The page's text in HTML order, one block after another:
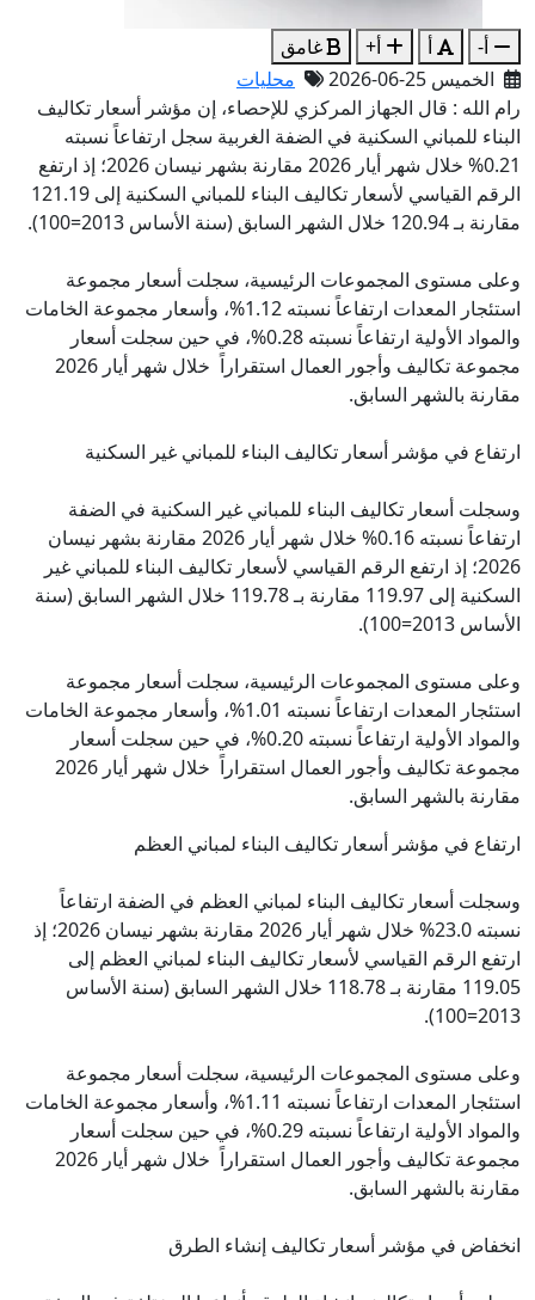
أ- أ أ+
غامق
الخميس 25-06-2026
محليات
رام الله : قال الجهاز المركزي للإحصاء، إن مؤشر أسعار تكاليف
البناء للمباني السكنية في الضفة الغربية سجل ارتفاعاً نسبته
0.21% خلال شهر أيار 2026 مقارنة بشهر نيسان 2026؛ إذ ارتفع
الرقم القياسي لأسعار تكاليف البناء للمباني السكنية إلى 121.19
مقارنة بـ 120.94 خلال الشهر السابق (سنة الأساس 2013=100).
وعلى مستوى المجموعات الرئيسية، سجلت أسعار مجموعة
استئجار المعدات ارتفاعاً نسبته 1.12%، وأسعار مجموعة الخامات
والمواد الأولية ارتفاعاً نسبته 0.28%، في حين سجلت أسعار
مجموعة تكاليف وأجور العمال استقراراً خلال شهر أيار 2026
مقارنة بالشهر السابق.
ارتفاع في مؤشر أسعار تكاليف البناء للمباني غير السكنية
وسجلت أسعار تكاليف البناء للمباني غير السكنية في الضفة
ارتفاعاً نسبته 0.16% خلال شهر أيار 2026 مقارنة بشهر نيسان
2026؛ إذ ارتفع الرقم القياسي لأسعار تكاليف البناء للمباني غير
السكنية إلى 119.97 مقارنة بـ 119.78 خلال الشهر السابق (سنة
الأساس 2013=100).
وعلى مستوى المجموعات الرئيسية، سجلت أسعار مجموعة
استئجار المعدات ارتفاعاً نسبته 1.01%، وأسعار مجموعة الخامات
والمواد الأولية ارتفاعاً نسبته 0.20%، في حين سجلت أسعار
مجموعة تكاليف وأجور العمال استقراراً خلال شهر أيار 2026
مقارنة بالشهر السابق.
ارتفاع في مؤشر أسعار تكاليف البناء لمباني العظم
وسجلت أسعار تكاليف البناء لمباني العظم في الضفة ارتفاعاً
نسبته 23.0% خلال شهر أيار 2026 مقارنة بشهر نيسان 2026؛ إذ
ارتفع الرقم القياسي لأسعار تكاليف البناء لمباني العظم إلى
119.05 مقارنة بـ 118.78 خلال الشهر السابق (سنة الأساس
2013=100).
وعلى مستوى المجموعات الرئيسية، سجلت أسعار مجموعة
استئجار المعدات ارتفاعاً نسبته 1.11%، وأسعار مجموعة الخامات
والمواد الأولية ارتفاعاً نسبته 0.29%، في حين سجلت أسعار
مجموعة تكاليف وأجور العمال استقراراً خلال شهر أيار 2026
مقارنة بالشهر السابق.
انخفاض في مؤشر أسعار تكاليف إنشاء الطرق